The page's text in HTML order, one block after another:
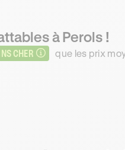
à Perols !
CHER que les prix